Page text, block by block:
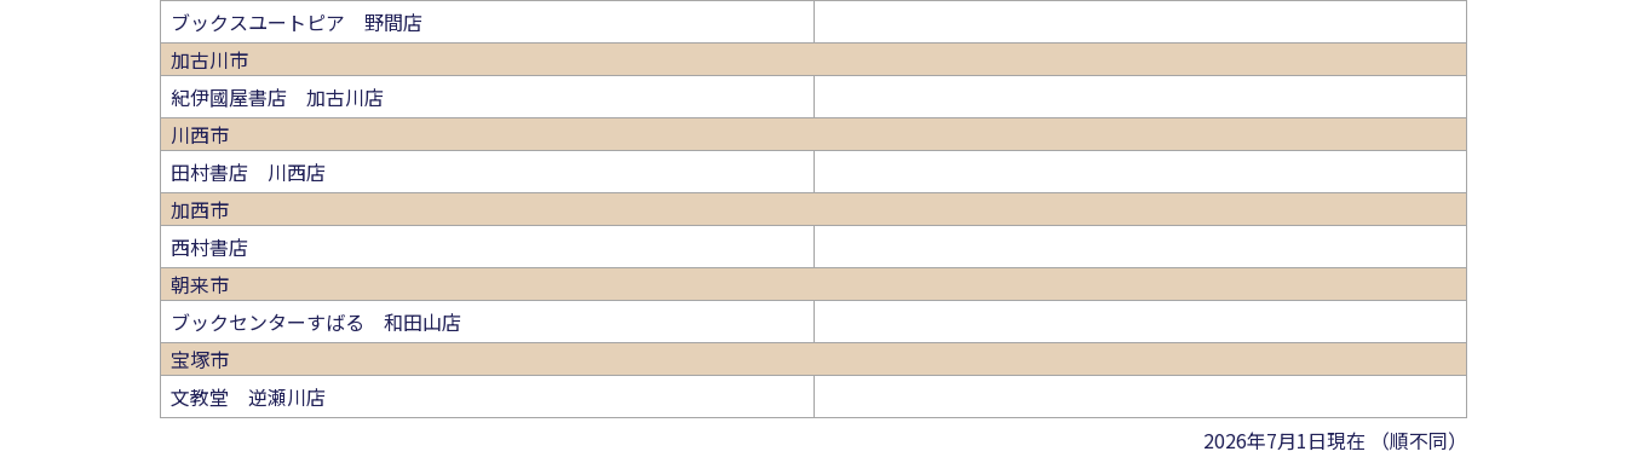
ブックスユートピア 野間店
加古川市
紀伊國屋書店 加古川店
川西市
田村書店 川西店
加西市
西村書店
朝来市
ブックセンターすばる 和田山店
宝塚市
文教堂 逆瀬川店
2026年7月1日現在 （順不同）